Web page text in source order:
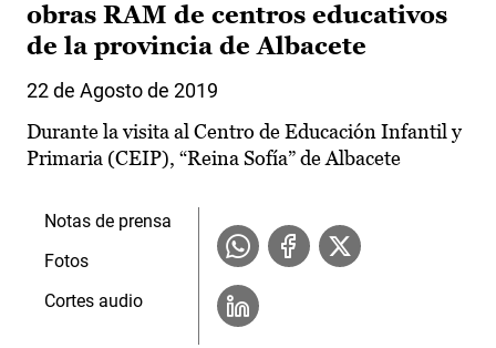
obras RAM de centros educativos
de la provincia de Albacete
22 de Agosto de 2019
Durante la visita al Centro de Educación Infantil y
Primaria (CEIP), “Reina Sofía” de Albacete
Notas de prensa
Fotos
Cortes audio